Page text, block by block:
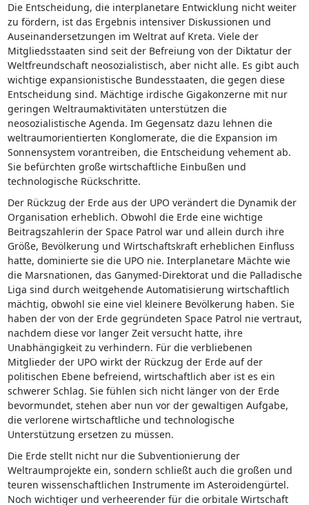
Die Entscheidung, die interplanetare Entwicklung nicht weiter
zu fördern, ist das Ergebnis intensiver Diskussionen und
Auseinandersetzungen im Weltrat auf Kreta. Viele der
Mitgliedsstaaten sind seit der Befreiung von der Diktatur der
Weltfreundschaft neosozialistisch, aber nicht alle. Es gibt auch
wichtige expansionistische Bundesstaaten, die gegen diese
Entscheidung sind. Mächtige irdische Gigakonzerne mit nur
geringen Weltraumaktivitäten unterstützen die
neosozialistische Agenda. Im Gegensatz dazu lehnen die
weltraumorientierten Konglomerate, die die Expansion im
Sonnensystem vorantreiben, die Entscheidung vehement ab.
Sie befürchten große wirtschaftliche Einbußen und
technologische Rückschritte.
Der Rückzug der Erde aus der UPO verändert die Dynamik der
Organisation erheblich. Obwohl die Erde eine wichtige
Beitragszahlerin der Space Patrol war und allein durch ihre
Größe, Bevölkerung und Wirtschaftskraft erheblichen Einfluss
hatte, dominierte sie die UPO nie. Interplanetare Mächte wie
die Marsnationen, das Ganymed-Direktorat und die Palladische
Liga sind durch weitgehende Automatisierung wirtschaftlich
mächtig, obwohl sie eine viel kleinere Bevölkerung haben. Sie
haben der von der Erde gegründeten Space Patrol nie vertraut,
nachdem diese vor langer Zeit versucht hatte, ihre
Unabhängigkeit zu verhindern. Für die verbliebenen
Mitglieder der UPO wirkt der Rückzug der Erde auf der
politischen Ebene befreiend, wirtschaftlich aber ist es ein
schwerer Schlag. Sie fühlen sich nicht länger von der Erde
bevormundet, stehen aber nun vor der gewaltigen Aufgabe,
die verlorene wirtschaftliche und technologische
Unterstützung ersetzen zu müssen.
Die Erde stellt nicht nur die Subventionierung der
Weltraumprojekte ein, sondern schließt auch die großen und
teuren wissenschaftlichen Instrumente im Asteroidengürtel.
Noch wichtiger und verheerender für die orbitale Wirtschaft